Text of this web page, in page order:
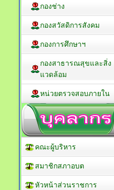
กองช่าง
กองสวัสดิการสังคม
กองการศึกษาฯ
กองสาธารณสุขและสิ่ง
แวดล้อม
หน่วยตรวจสอบภายใน
คณะผู้บริหาร
สมาชิกสภาอบต
หัวหน้าส่วนราชการ